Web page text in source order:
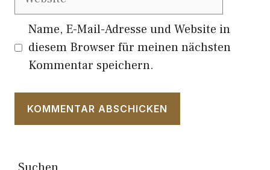
Name, E-Mail-Adresse und Website in
diesem Browser für meinen nächsten
Kommentar speichern.